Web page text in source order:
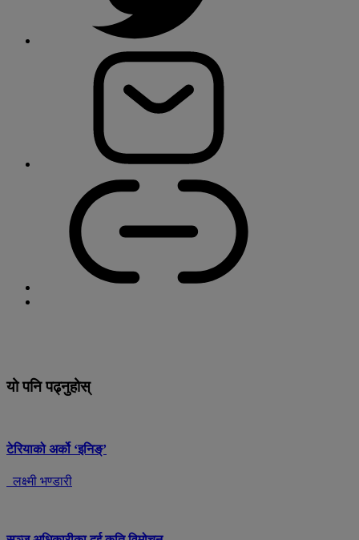
यो पनि पढ्नुहोस्
टेरियाको अर्को ‘इनिङ्’
लक्ष्मी भण्डारी